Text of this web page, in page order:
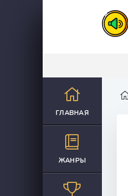
ГЛАВНАЯ
ЖАНРЫ